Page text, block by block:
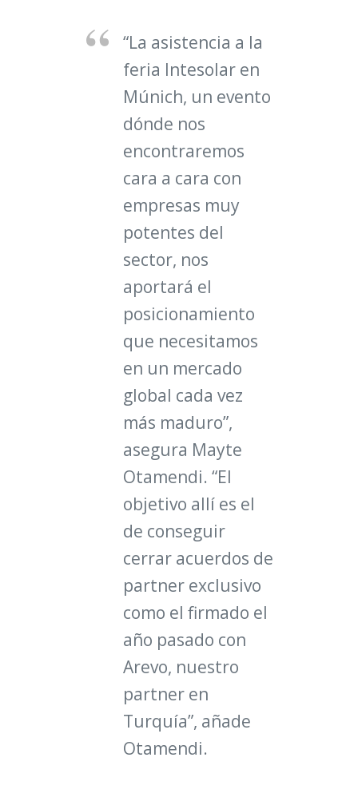
“La asistencia a la
feria Intesolar en
Múnich, un evento
dónde nos
encontraremos
cara a cara con
empresas muy
potentes del
sector, nos
aportará el
posicionamiento
que necesitamos
en un mercado
global cada vez
más maduro”,
asegura Mayte
Otamendi. “El
objetivo allí es el
de conseguir
cerrar acuerdos de
partner exclusivo
como el firmado el
año pasado con
Arevo, nuestro
partner en
Turquía”, añade
Otamendi.